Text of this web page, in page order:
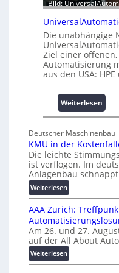
u
e
m
m
n
i
s
e
s
c
h
a
f
f
n
n
d
4
0
A
Bild:
Die unabhängige
Ziel einer
Automatisierung
aus den USA:
Weiterlesen
U
i
v
e
r
l
A
u
t
m
Deutscher Maschinenbau
KMU in der
Die leichte
ist verflogen. Im
Anlagenbau
Weiterlesen:
K
M
U
i
d
e
AAA Zürich:
Am 26. und 27.
auf der All About
Weiterlesen:
A